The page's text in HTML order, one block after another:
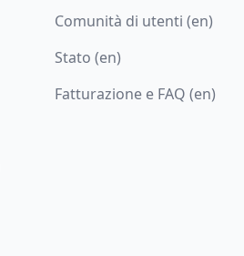
Comunità di utenti (en)
Stato (en)
Fatturazione e FAQ (en)